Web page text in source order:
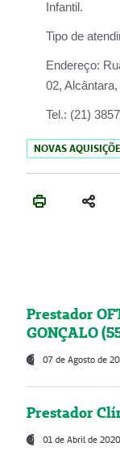
Infantil.
Tipo de
Endereço:
02,
Tel.: (21)
NOVAS
Prestador
GONÇALO
07 de Agosto de
Prestador
01 de Abril de 2020